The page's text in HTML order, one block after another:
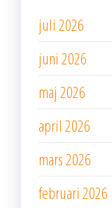
juli 2026
juni 2026
maj 2026
april 2026
mars 2026
februari 2026